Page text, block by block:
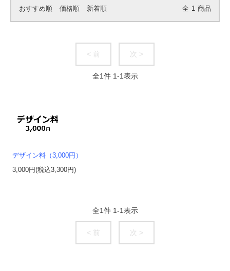
おすすめ順 価格順 新着順 全 1 商品
< 前 次 >
全1件 1-1表示
デザイン料（3,000円）
3,000円(税込3,300円)
全1件 1-1表示
< 前 次 >